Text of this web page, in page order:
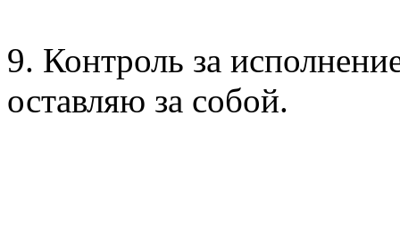
9. Контроль за
оставляю за собой.